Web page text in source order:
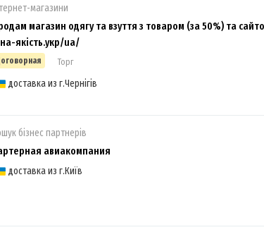
магазини
магазин одягу та взуття з товаром (за 50%) та
якість.укр/ua/
Торг
доставка из г.Чернігів
бізнес партнерів
авиакомпания
доставка из г.Київ